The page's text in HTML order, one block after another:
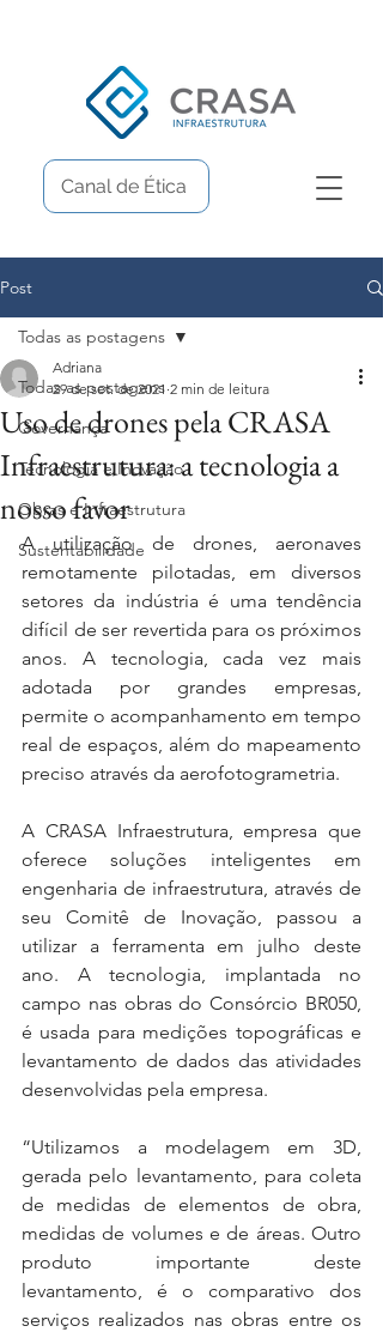
Canal de Ética
Post
Todas as postagens
Governança
Tecnologia e Inovação
Obras e Infraestrutura
Sustentabilidade
Todas as postagens
Uso de drones pela CRASA
Infraestrutura: a tecnologia a
nosso favor
Adriana
29 de set. de 2021 2 min de leitura
A utilização de drones, aeronaves
remotamente pilotadas, em diversos
setores da indústria é uma tendência
difícil de ser revertida para os próximos
anos. A tecnologia, cada vez mais
adotada por grandes empresas,
permite o acompanhamento em tempo
real de espaços, além do mapeamento
preciso através da aerofotogrametria.
A CRASA Infraestrutura, empresa que
oferece soluções inteligentes em
engenharia de infraestrutura, através de
seu Comitê de Inovação, passou a
utilizar a ferramenta em julho deste
ano. A tecnologia, implantada no
campo nas obras do Consórcio BR050,
é usada para medições topográficas e
levantamento de dados das atividades
desenvolvidas pela empresa.
“Utilizamos a modelagem em 3D,
gerada pelo levantamento, para coleta
de medidas de elementos de obra,
medidas de volumes e de áreas. Outro
produto importante deste
levantamento, é o comparativo dos
serviços realizados nas obras entre os